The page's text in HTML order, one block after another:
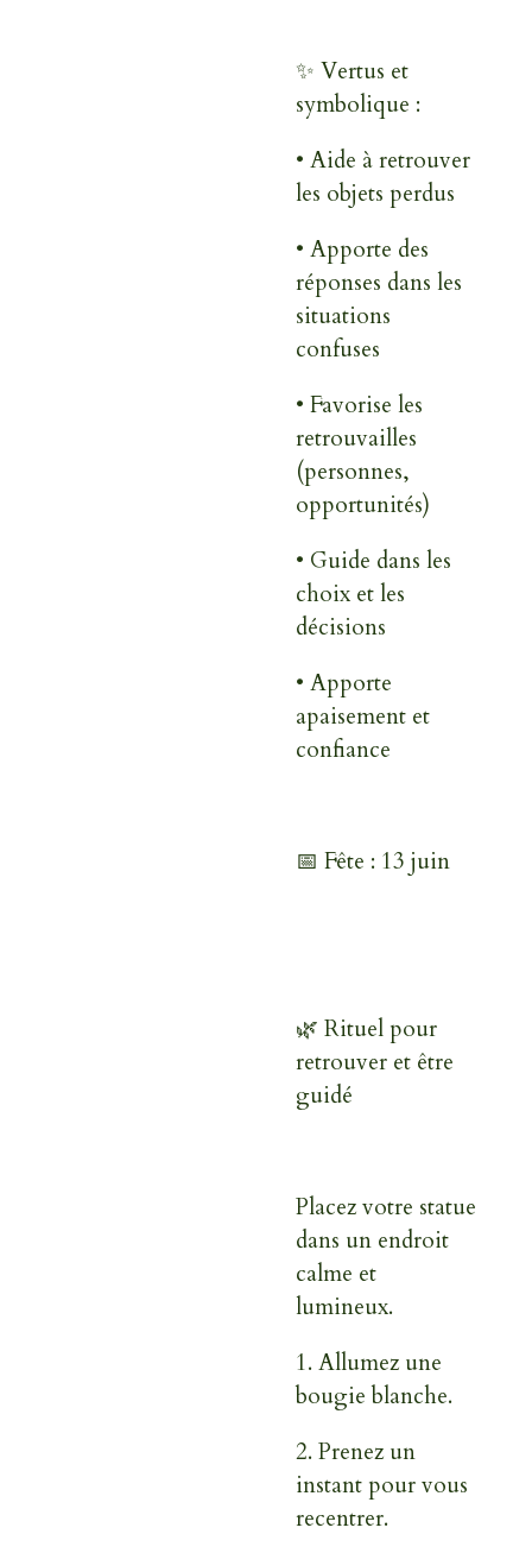
✨ Vertus et
symbolique :
• Aide à retrouver
les objets perdus
• Apporte des
réponses dans les
situations
confuses
• Favorise les
retrouvailles
(personnes,
opportunités)
• Guide dans les
choix et les
décisions
• Apporte
apaisement et
confiance
📅 Fête : 13 juin
🌿 Rituel pour
retrouver et être
guidé
Placez votre statue
dans un endroit
calme et
lumineux.
1. Allumez une
bougie blanche.
2. Prenez un
instant pour vous
recentrer.